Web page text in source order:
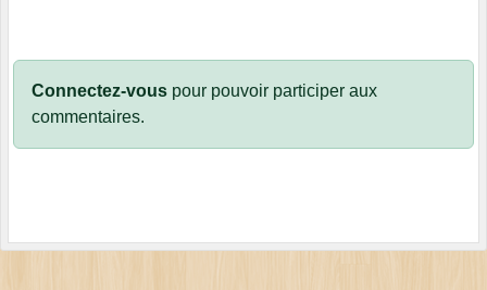
Connectez-vous pour pouvoir participer aux
commentaires.